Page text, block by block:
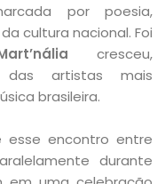
por poesia,
cultura nacional. Foi
cresceu,
das artistas mais
brasileira.
esse encontro entre
durante